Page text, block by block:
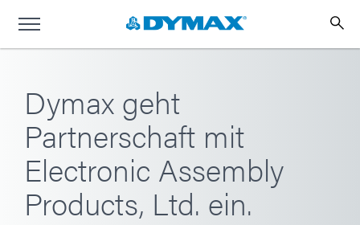
Dymax geht
Partnerschaft mit
Electronic Assembly
Products, Ltd. ein.